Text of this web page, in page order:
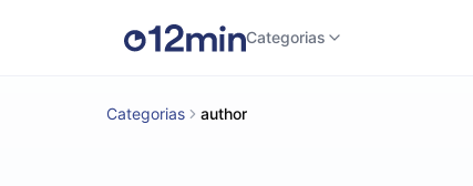
Categorias
Categorias author